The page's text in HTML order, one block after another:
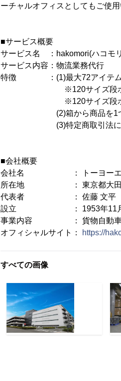
ーチャルオフィスとしてもご使用
■サービス概要
サービス名 ：hakomori(ハコモ
サービス内容：物流業務代行
特徴 ：(1)最大72アイテムま
※120サイズ段ボール内
※120サイズ段ボール
(2)箱から商品を1つずつ
(3)特定商取引法に関する
■会社概要
会社名 ： トーヨーエキ
所在地 ： 東京都大田区
代表者 ： 佐藤 文平
設立 ： 1953年11
事業内容 ： 貨物自動車運送
オフィシャルサイト：
https://
すべての画像